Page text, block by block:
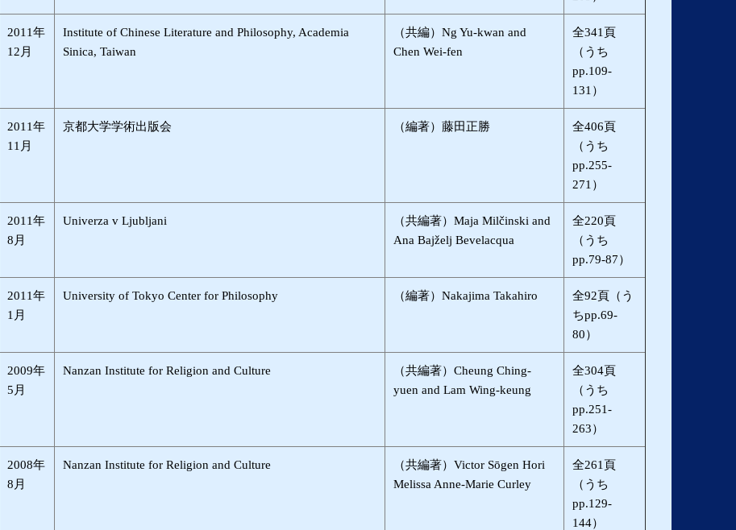
2011年
12月
Institute of Chinese Literature and Philosophy, Academia
Sinica, Taiwan
（共編）Ng Yu-kwan and
Chen Wei-fen
全341頁
（うち
pp.109-
131）
2011年
11月
京都大学学術出版会 （編著）藤田正勝
全406頁
（うち
pp.255-
271）
2011年
8月
Univerza v Ljubljani
（共編著）Maja Milčinski and
Ana Bajželj Bevelacqua
全220頁
（うち
pp.79-87）
2011年
1月
University of Tokyo Center for Philosophy （編著）Nakajima Takahiro
全92頁（う
ちpp.69-
80）
2009年
5月
Nanzan Institute for Religion and Culture
（共編著）Cheung Ching-
yuen and Lam Wing-keung
全304頁
（うち
pp.251-
263）
2008年
8月
Nanzan Institute for Religion and Culture
（共編著）Victor Sōgen Hori
Melissa Anne-Marie Curley
全261頁
（うち
pp.129-
144）